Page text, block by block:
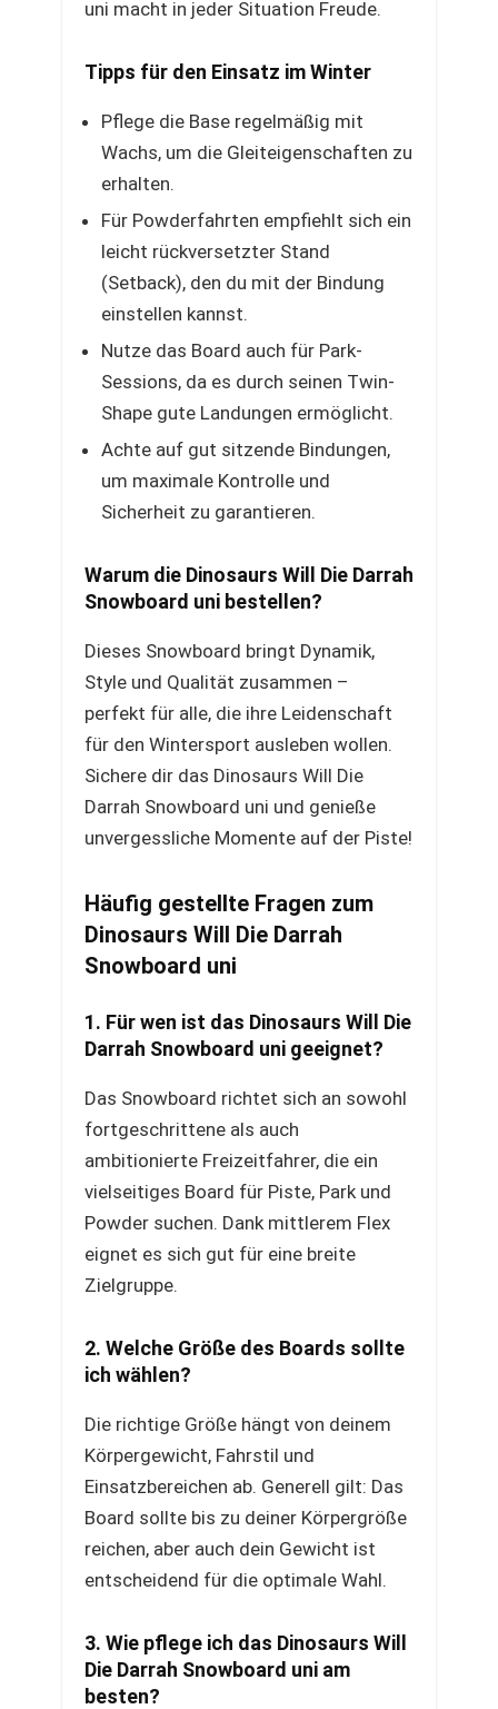
uni macht in jeder Situation Freude.
Tipps für den Einsatz im Winter
Pflege die Base regelmäßig mit
Wachs, um die Gleiteigenschaften zu
erhalten.
Für Powderfahrten empfiehlt sich ein
leicht rückversetzter Stand
(Setback), den du mit der Bindung
einstellen kannst.
Nutze das Board auch für Park-
Sessions, da es durch seinen Twin-
Shape gute Landungen ermöglicht.
Achte auf gut sitzende Bindungen,
um maximale Kontrolle und
Sicherheit zu garantieren.
Warum die Dinosaurs Will Die Darrah
Snowboard uni bestellen?
Dieses Snowboard bringt Dynamik,
Style und Qualität zusammen –
perfekt für alle, die ihre Leidenschaft
für den Wintersport ausleben wollen.
Sichere dir das Dinosaurs Will Die
Darrah Snowboard uni und genieße
unvergessliche Momente auf der Piste!
Häufig gestellte Fragen zum
Dinosaurs Will Die Darrah
Snowboard uni
1. Für wen ist das Dinosaurs Will Die
Darrah Snowboard uni geeignet?
Das Snowboard richtet sich an sowohl
fortgeschrittene als auch
ambitionierte Freizeitfahrer, die ein
vielseitiges Board für Piste, Park und
Powder suchen. Dank mittlerem Flex
eignet es sich gut für eine breite
Zielgruppe.
2. Welche Größe des Boards sollte
ich wählen?
Die richtige Größe hängt von deinem
Körpergewicht, Fahrstil und
Einsatzbereichen ab. Generell gilt: Das
Board sollte bis zu deiner Körpergröße
reichen, aber auch dein Gewicht ist
entscheidend für die optimale Wahl.
3. Wie pflege ich das Dinosaurs Will
Die Darrah Snowboard uni am
besten?